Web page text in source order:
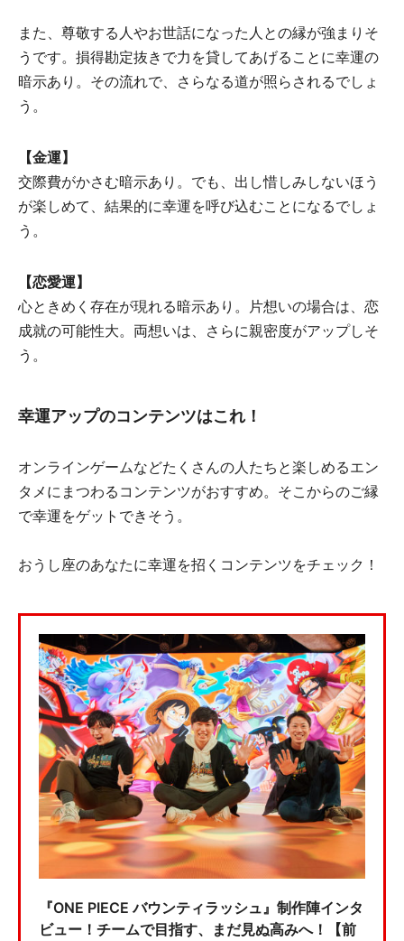
また、尊敬する人やお世話になった人との縁が強まりそ
うです。損得勘定抜きで力を貸してあげることに幸運の
暗示あり。その流れで、さらなる道が照らされるでしょ
う。
【金運】
交際費がかさむ暗示あり。でも、出し惜しみしないほう
が楽しめて、結果的に幸運を呼び込むことになるでしょ
う。
【恋愛運】
心ときめく存在が現れる暗示あり。片想いの場合は、恋
成就の可能性大。両想いは、さらに親密度がアップしそ
う。
幸運アップのコンテンツはこれ！
オンラインゲームなどたくさんの人たちと楽しめるエン
タメにまつわるコンテンツがおすすめ。そこからのご縁
で幸運をゲットできそう。
おうし座のあなたに幸運を招くコンテンツをチェック！
『ONE PIECE バウンティラッシュ』制作陣インタ
ビュー！チームで目指す、まだ見ぬ高みへ！【前